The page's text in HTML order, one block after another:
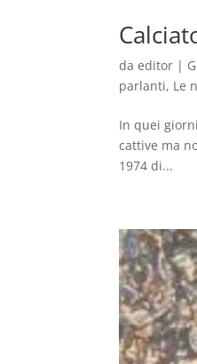
daeditor |
parlanti, Le
In quei
cattive ma
1974 di...